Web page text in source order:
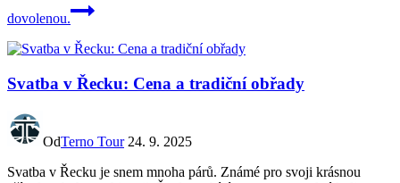
dovolenou.
Svatba v Řecku: Cena a tradiční obřady
OdTerno Tour 24. 9. 2025
Svatba v Řecku je snem mnoha párů. Známé pro svoji krásnou